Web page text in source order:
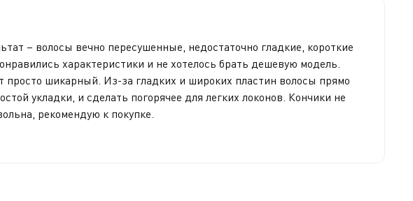
– волосы вечно пересушенные, недостаточно гладкие, короткие
характеристики и не хотелось брать дешевую модель.
просто шикарный. Из-за гладких и широких пластин волосы прямо
укладки, и сделать погорячее для легких локонов. Кончики не
рекомендую к покупке.